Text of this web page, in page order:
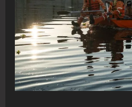
de
Cristian
Paniego
pendió